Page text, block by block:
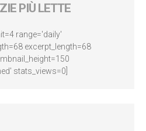
PIÙ LETTE
range='daily'
excerpt_length=68
stats_views=0]